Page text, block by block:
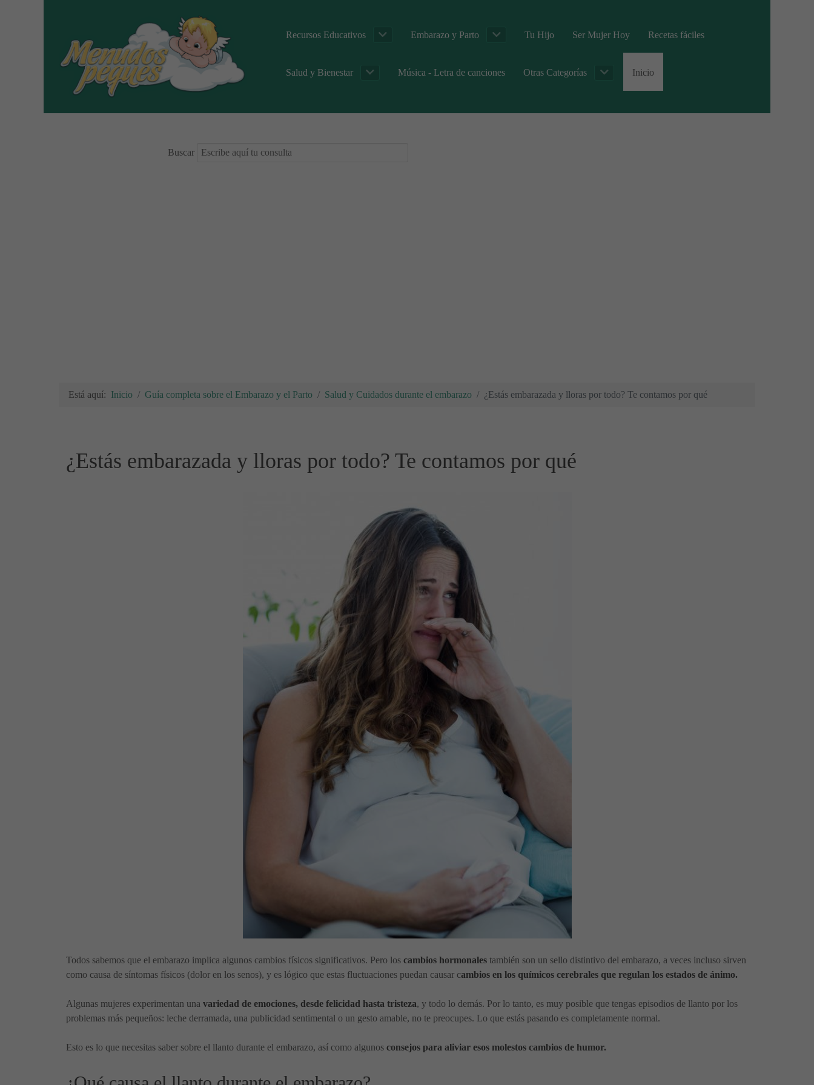
Recursos Educativos Embarazo y Parto Tu Hijo Ser Mujer Hoy Recetas fáciles
Salud y Bienestar Música - Letra de canciones Otras Categorías Inicio
Buscar
Está aquí: Inicio Guía completa sobre el Embarazo y el Parto Salud y Cuidados durante el embarazo ¿Estás embarazada y lloras por todo? Te contamos por qué
¿Estás embarazada y lloras por todo? Te contamos por qué
Todos sabemos que el embarazo implica algunos cambios físicos significativos. Pero los cambios hormonales también son un sello distintivo del embarazo, a veces incluso sirven
como causa de síntomas físicos (dolor en los senos), y es lógico que estas fluctuaciones puedan causar cambios en los químicos cerebrales que regulan los estados de ánimo.
Algunas mujeres experimentan una variedad de emociones, desde felicidad hasta tristeza, y todo lo demás. Por lo tanto, es muy posible que tengas episodios de llanto por los
problemas más pequeños: leche derramada, una publicidad sentimental o un gesto amable, no te preocupes. Lo que estás pasando es completamente normal.
Esto es lo que necesitas saber sobre el llanto durante el embarazo, así como algunos consejos para aliviar esos molestos cambios de humor.